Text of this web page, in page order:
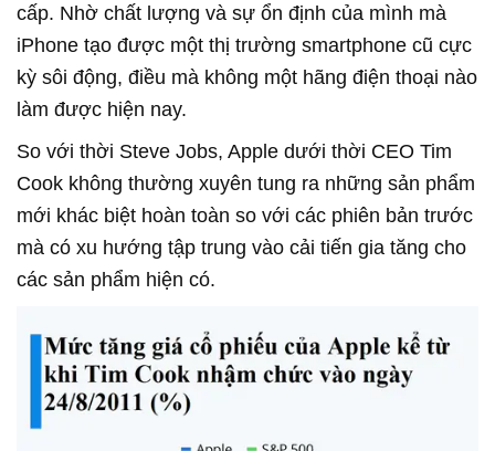
cấp. Nhờ chất lượng và sự ổn định của mình mà
iPhone tạo được một thị trường smartphone cũ cực
kỳ sôi động, điều mà không một hãng điện thoại nào
làm được hiện nay.
So với thời Steve Jobs, Apple dưới thời CEO Tim
Cook không thường xuyên tung ra những sản phẩm
mới khác biệt hoàn toàn so với các phiên bản trước
mà có xu hướng tập trung vào cải tiến gia tăng cho
các sản phẩm hiện có.